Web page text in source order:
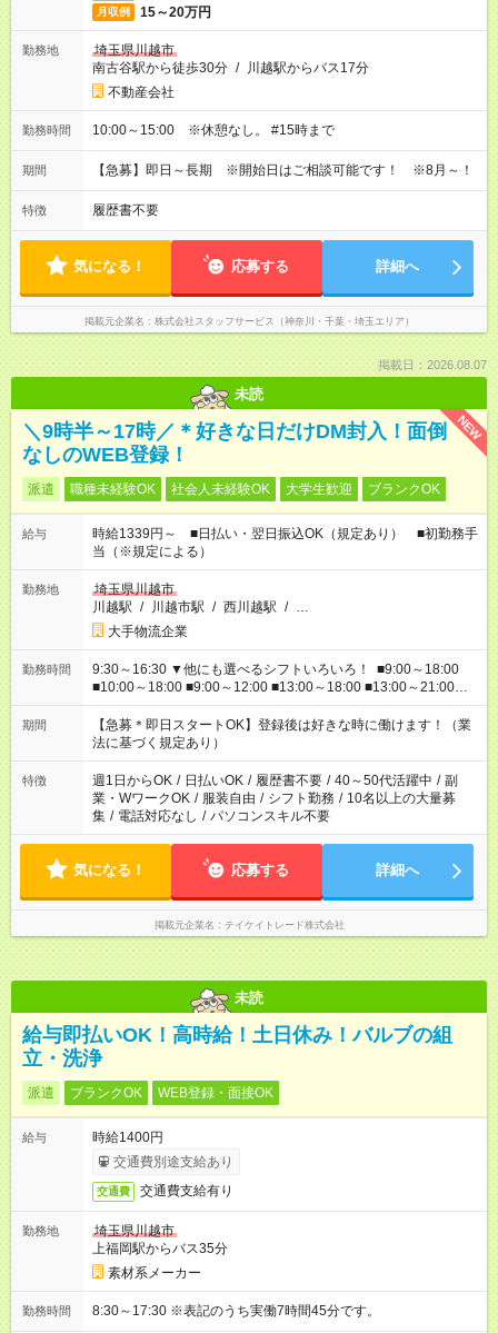
月収例 15～20万円
勤務地
埼玉県川越市
南古谷駅から徒歩30分 / 川越駅からバス17分
不動産会社
勤務時間 10:00～15:00 ※休憩なし。 #15時まで
期間 【急募】即日～長期 ※開始日はご相談可能です！ ※8月～！
特徴 履歴書不要
気になる！ 応募する 詳細へ
掲載元企業名 株式会社スタッフサービス（神奈川・千葉・埼玉エリア）
掲載日：2026.08.07
未読
NEW
＼9時半～17時／＊好きな日だけDM封入！面倒
なしのWEB登録！
派遣 職種未経験OK 社会人未経験OK 大学生歓迎 ブランクOK
給与
時給1339円～ ■日払い・翌日振込OK（規定あり） ■初勤務手
当（※規定による）
勤務地
埼玉県川越市
川越駅 / 川越市駅 / 西川越駅 / …
大手物流企業
勤務時間
9:30～16:30 ▼他にも選べるシフトいろいろ！ ■9:00～18:00
■10:00～18:00 ■9:00～12:00 ■13:00～18:00 ■13:00～21:00
■22:00～翌6:00 など あなたの希望を教えてください！
期間
【急募＊即日スタートOK】登録後は好きな時に働けます！（業
法に基づく規定あり）
特徴 週1日からOK / 日払いOK / 履歴書不要 / 40～50代活躍中 / 副
業・WワークOK / 服装自由 / シフト勤務 / 10名以上の大量募
集 / 電話対応なし / パソコンスキル不要
気になる！ 応募する 詳細へ
掲載元企業名 テイケイトレード株式会社
未読
給与即払いOK！高時給！土日休み！バルブの組
立・洗浄
派遣 ブランクOK WEB登録・面接OK
給与
時給1400円
交通費別途支給あり
交通費 交通費支給有り
勤務地
埼玉県川越市
上福岡駅からバス35分
素材系メーカー
勤務時間 8:30～17:30 ※表記のうち実働7時間45分です。